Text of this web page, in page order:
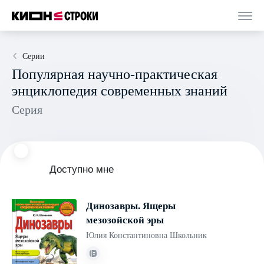
Серии
Популярная научно-практическая
энциклопедия современных знаний
Серия
Доступно мне
Динозавры. Ящеры
мезозойской эры
Юлия Константиновна Школьник